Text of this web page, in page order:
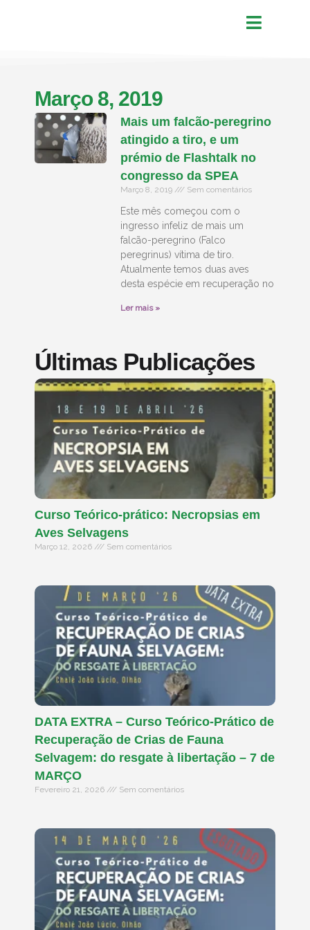
Março 8, 2019
Mais um falcão-peregrino
atingido a tiro, e um
prémio de Flashtalk no
congresso da SPEA
Março 8, 2019 Sem comentários
Este mês começou com o
ingresso infeliz de mais um
falcão-peregrino (Falco
peregrinus) vítima de tiro.
Atualmente temos duas aves
desta espécie em recuperação no
Ler mais »
Últimas Publicações
Curso Teórico-prático: Necropsias em
Aves Selvagens
Março 12, 2026 Sem comentários
DATA EXTRA – Curso Teórico-Prático de
Recuperação de Crias de Fauna
Selvagem: do resgate à libertação – 7 de
MARÇO
Fevereiro 21, 2026 Sem comentários